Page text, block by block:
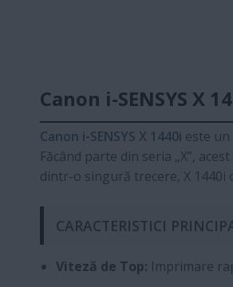
Canon i-SENSYS X
Canon i-SENSYS X 1440i este
Făcând parte din seria „X”,
dintr-o singură trecere, X
CARACTERISTICI
Viteză de Top: Imprimare